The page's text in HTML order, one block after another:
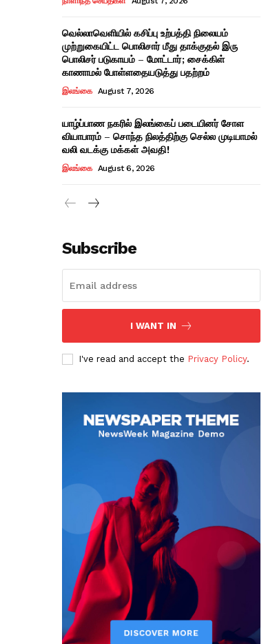
வெல்லாவெளியில் கசிப்பு உற்பத்தி நிலையம்
முற்றுகையிட்ட பொலிசார் மீது தாக்குதல் இரு
பொலிசர் படுகாயம் – மோட்டார்; சைக்கிள்
காணாமல் போள்ளதையடுத்து பதற்றம்
இலங்கை August 7, 2026
யாழ்ப்பாண நகரில் இலங்கைப் படையினர் சோள
வியாபாரம் – சொந்த நிலத்திற்கு செல்ல முடியாமல்
வலி வடக்கு மக்கள் அவதி!
இலங்கை August 6, 2026
Subscribe
I WANT IN
I've read and accept the Privacy Policy.